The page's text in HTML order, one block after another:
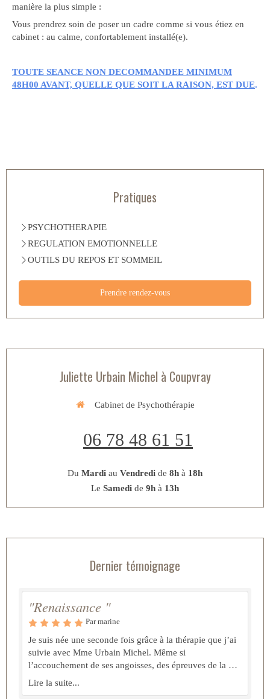
manière la plus simple :
Vous prendrez soin de poser un cadre comme si vous étiez en
cabinet : au calme, confortablement installé(e).
TOUTE SEANCE NON DECOMMANDEE MINIMUM
48H00 AVANT, QUELLE QUE SOIT LA RAISON, EST DUE.
Pratiques
PSYCHOTHERAPIE
REGULATION EMOTIONNELLE
OUTILS DU REPOS ET SOMMEIL
Prendre rendez-vous
Juliette Urbain Michel à Coupvray
Cabinet de Psychothérapie
06 78 48 61 51
Du Mardi au Vendredi de 8h à 18h
Le Samedi de 9h à 13h
Dernier témoignage
"Renaissance "
Par marine
Je suis née une seconde fois grâce à la thérapie que j’ai
suivie avec Mme Urbain Michel. Même si
l’accouchement de ses angoisses, des épreuves de la vie
inconsciemment toujours présentes peut se faire dans la
Lire la suite...